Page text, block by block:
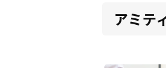
アミテ